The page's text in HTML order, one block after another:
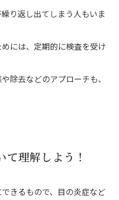
り返し出てしまう人もいま
には、定期的に検査を受け
除去などのアプローチも、
理解しよう！
きるもので、目の炎症など